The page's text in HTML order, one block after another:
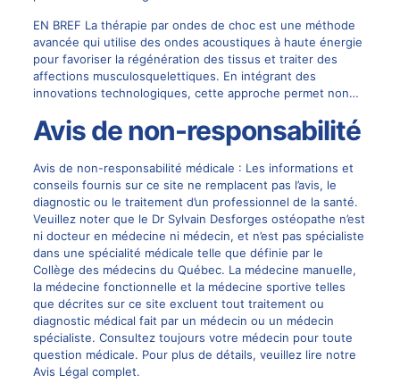
EN BREF La thérapie par ondes de choc est une méthode
avancée qui utilise des ondes acoustiques à haute énergie
pour favoriser la régénération des tissus et traiter des
affections musculosquelettiques. En intégrant des
innovations technologiques, cette approche permet non…
Avis de non-responsabilité
Avis de non-responsabilité médicale : Les informations et
conseils fournis sur ce site ne remplacent pas l’avis, le
diagnostic ou le traitement d’un professionnel de la santé.
Veuillez noter que le Dr Sylvain Desforges ostéopathe n’est
ni docteur en médecine ni médecin, et n’est pas spécialiste
dans une spécialité médicale telle que définie par le
Collège des médecins du Québec. La médecine manuelle,
la médecine fonctionnelle et la médecine sportive telles
que décrites sur ce site excluent tout traitement ou
diagnostic médical fait par un médecin ou un médecin
spécialiste. Consultez toujours votre médecin pour toute
question médicale. Pour plus de détails, veuillez lire notre
Avis Légal complet.